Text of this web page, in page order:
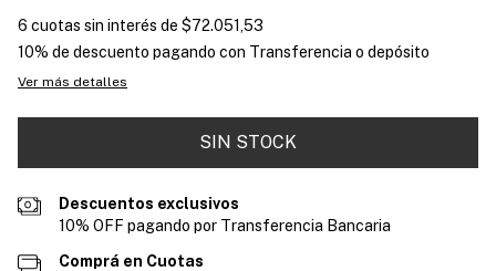
6 cuotas sin interés de $72.051,53
10% de descuento pagando con Transferencia o depósito
Ver más detalles
Descuentos exclusivos
10% OFF pagando por Transferencia Bancaria
Comprá en Cuotas